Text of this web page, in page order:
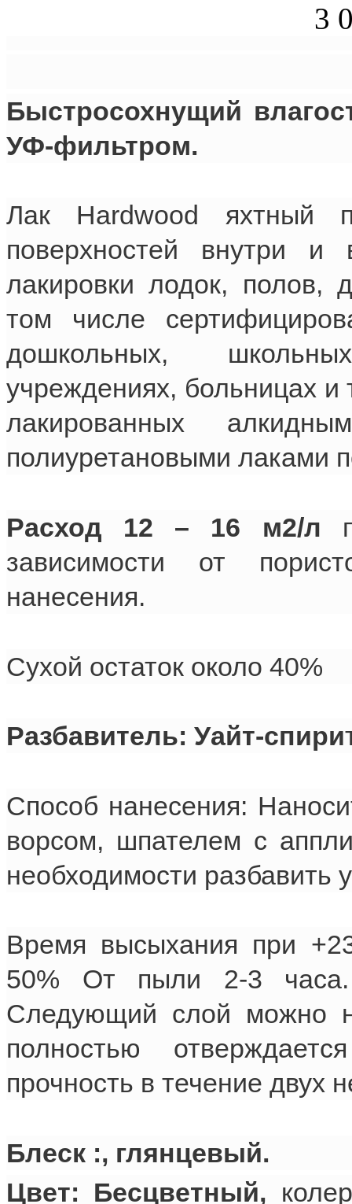
3
Быстросохнущий
УФ-фильтром.
Лак Hardwood яхтный
поверхностей внутри
лакировки лодок, полов,
том числе
дошкольных,
учреждениях, больницах
лакированных
полиуретановыми лаками
Расход 12 – 16 м2/л
зависимости от
нанесения.
Сухой остаток около 40%
Разбавитель: Уайт-спири
Способ нанесения:
ворсом, шпателем с
необходимости разбавить
Время высыхания при
50% От пыли 2-3
Следующий слой можно
полностью
прочность в течение двух
Блеск :, глянцевый.
Цвет: Бесцветный,